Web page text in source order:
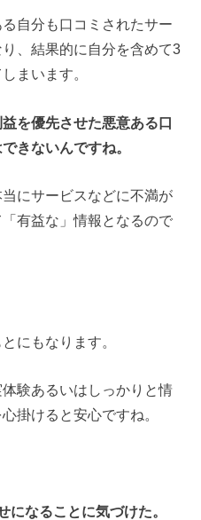
自分も口コミされたサー
、結果的に自分を含めて3
まいます。
を優先させた悪意ある口
きないんですね。
にサービスなどに不満が
有益な」情報となるので
にもなります。
験あるいはしっかりと情
掛けると安心ですね。
になることに気づけた。